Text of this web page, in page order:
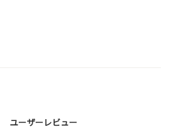
ユーザーレビュー